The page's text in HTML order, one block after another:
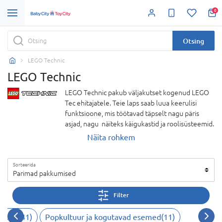
0
Otsing
LEGO Technic
LEGO Technic
LEGO Technic pakub väljakutset kogenud LEGO
Tec ehitajatele. Teie laps saab luua keerulisi
funktsioone, mis töötavad täpselt nagu päris
asjad, nagu näiteks käigukastid ja roolisüsteemid.
Need komplektid nõuavad palju kannatlikkust,
mänguautomudelite kollektsiooni. Kuhu su tee
sind viib? – LEGO® Technic universum pakub
spetsiaalselt täiskasvanutele loodud mudelite
näol keerukat ehitusväljakutset. Hästi
funktsioneeriv mudel on tõelise Ferrari koopia.
Näita rohkem
Sorteerida
Parimad pakkumised
Filter
41) Popkultuur ja kogutavad esemed(11)